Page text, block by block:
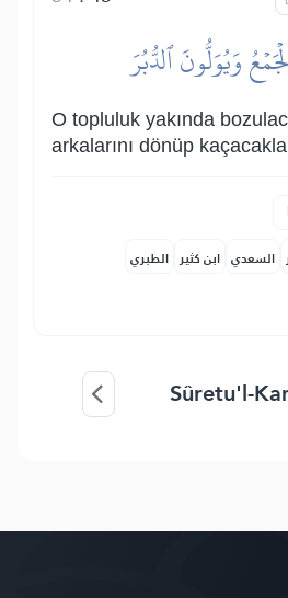
وَيُوَلُّونَ ٱلدُّبُرَ
O topluluk yakında
arkalarını dönüp
السعدي ابن كثير الطبري
Sûretu'l-